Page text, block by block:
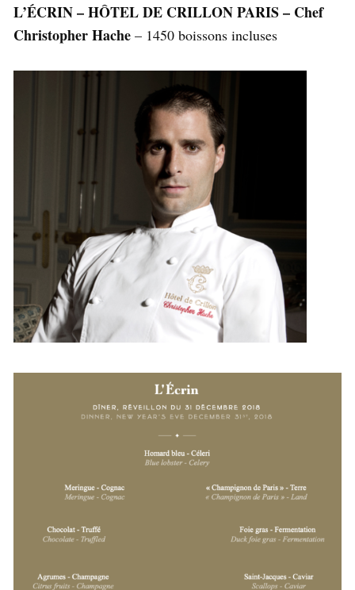
L’ÉCRIN – HÔTEL DE CRILLON PARIS – Chef
Christopher Hache – 1450 boissons incluses